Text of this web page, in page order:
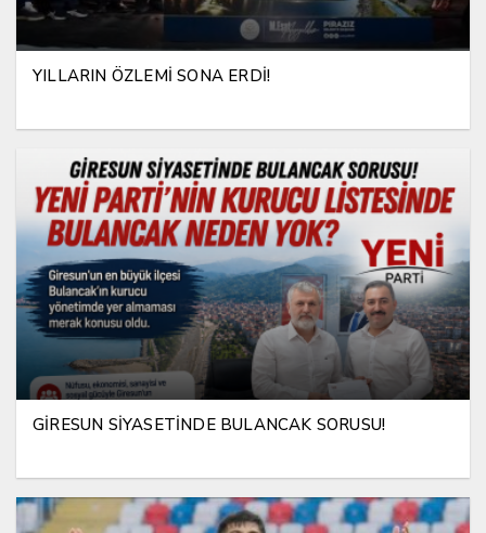
YILLARIN ÖZLEMİ SONA ERDİ!
GİRESUN SİYASETİNDE BULANCAK SORUSU!